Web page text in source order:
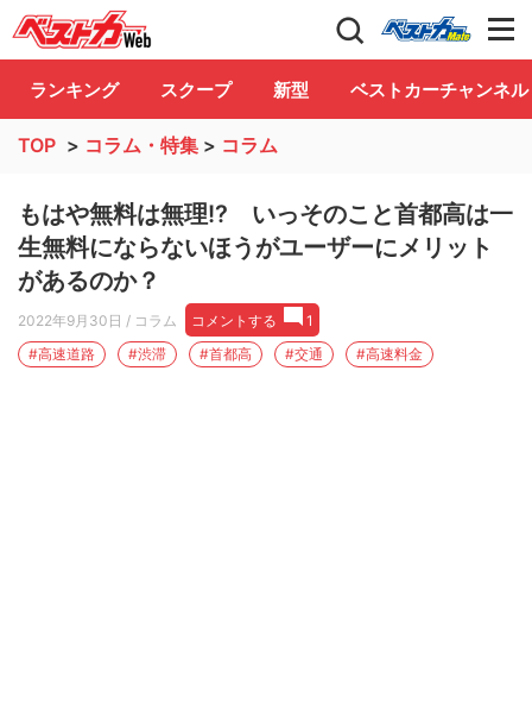
自動車情報誌「ベストカー」 Club
ランキング スクープ 新型 ベストカーチャンネル
TOP > コラム・特集 > コラム
もはや無料は無理!? いっそのこと首都高は一
生無料にならないほうがユーザーにメリット
があるのか？
2022年9月30日 / コラム コメントする
1
#高速道路
#渋滞 #首都高 #交通 #高速料金